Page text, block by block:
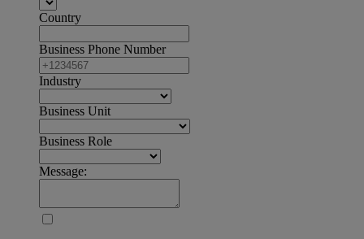
Country
Business Phone Number
Industry
Business Unit
Business Role
Message: